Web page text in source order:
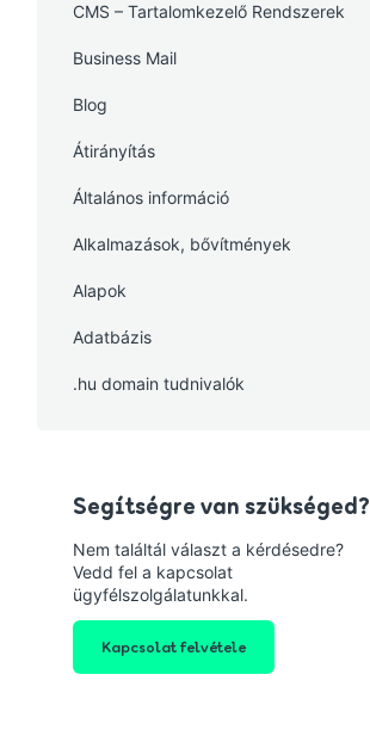
CMS – Tartalomkezelő Rendszerek
Business Mail
Blog
Átirányítás
Általános információ
Alkalmazások, bővítmények
Alapok
Adatbázis
.hu domain tudnivalók
Segítségre van szükséged?
Nem találtál választ a kérdésedre?
Vedd fel a kapcsolat
ügyfélszolgálatunkkal.
Kapcsolat felvétele